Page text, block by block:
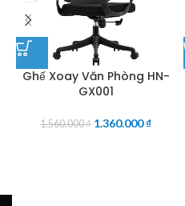
Ghế Xoay Văn Phòng HN-
GX001
1.560.000₫ 1.360.000₫